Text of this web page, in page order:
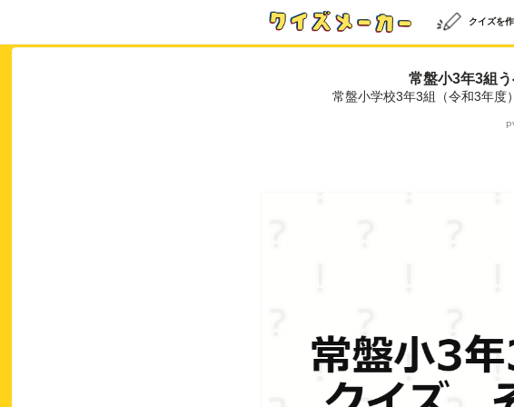
クイズを
常盤小3年3組
常盤小学校3年3組（令和3年度